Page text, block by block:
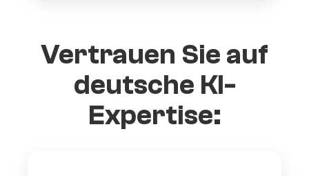
Vertrauen Sie auf
deutsche KI-
Expertise: